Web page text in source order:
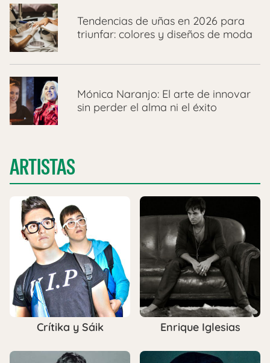
Tendencias de uñas en 2026 para
triunfar: colores y diseños de moda
Mónica Naranjo: El arte de innovar
sin perder el alma ni el éxito
ARTISTAS
Crítika y Sáik Enrique Iglesias